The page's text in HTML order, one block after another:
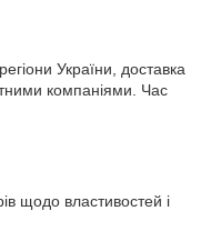
України, доставка
компаніями. Час
щодо властивостей і